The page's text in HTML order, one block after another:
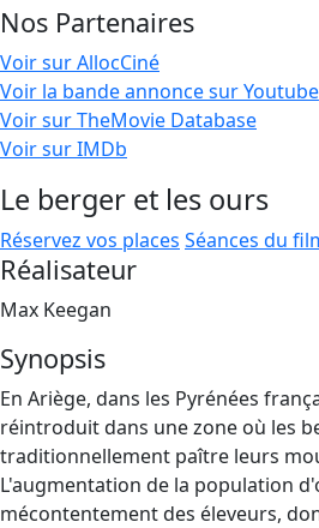
Nos Partenaires
Voir sur AllocCiné
Voir la bande annonce sur Youtube
Voir sur TheMovie Database
Voir sur IMDb
Le berger et les ours
Réservez vos places Séances du
Réalisateur
Max Keegan
Synopsis
En Ariège, dans les Pyrénées
réintroduit dans une zone où les
traditionnellement paître leurs
L'augmentation de la population
mécontentement des éleveurs,